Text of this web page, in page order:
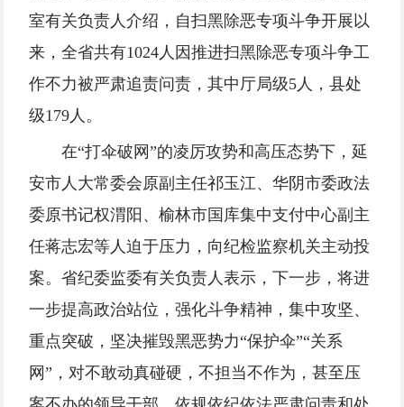
室有关负责人介绍，自扫黑除恶专项斗争开展以
来，全省共有1024人因推进扫黑除恶专项斗争工
作不力被严肃追责问责，其中厅局级5人，县处
级179人。
在“打伞破网”的凌厉攻势和高压态势下，延
安市人大常委会原副主任祁玉江、华阴市委政法
委原书记权渭阳、榆林市国库集中支付中心副主
任蒋志宏等人迫于压力，向纪检监察机关主动投
案。省纪委监委有关负责人表示，下一步，将进
一步提高政治站位，强化斗争精神，集中攻坚、
重点突破，坚决摧毁黑恶势力“保护伞”“关系
网”，对不敢动真碰硬，不担当不作为，甚至压